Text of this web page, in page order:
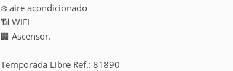
❄️ aire acondicionado
📶 WIFI
🏢 Ascensor.
Temporada Libre Ref.: 81890